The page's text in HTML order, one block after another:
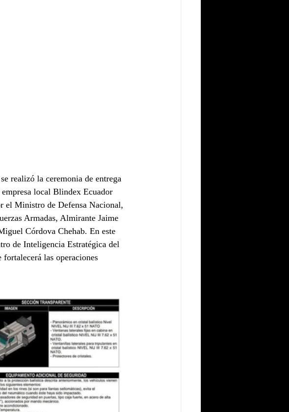
realizó la ceremonia de entrega
local Blindex Ecuador
el Ministro de Defensa Nacional,
Armadas, Almirante Jaime
Córdova Chehab. En este
de Inteligencia Estratégica del
las operaciones